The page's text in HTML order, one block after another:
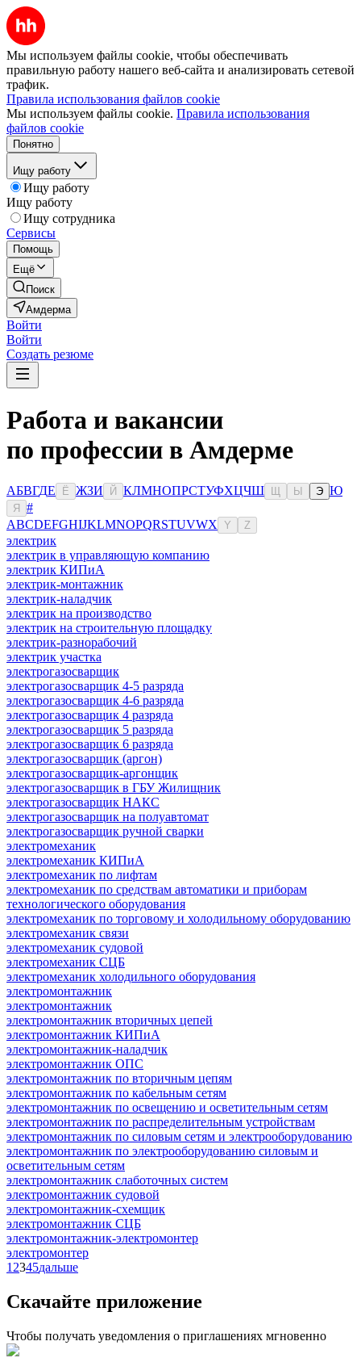
Мы используем файлы cookie, чтобы обеспечивать
правильную работу нашего веб-сайта и анализировать сетевой
трафик.
Правила использования файлов cookie
Мы используем файлы cookie. Правила использования
файлов cookie
Понятно
Ищу работу
Ищу работу
Ищу работу
Ищу сотрудника
Сервисы
Помощь
Ещё
Поиск
Амдерма
Войти
Войти
Создать резюме
Работа и вакансии
по профессии в Амдерме
АБВГДЕ Ё ЖЗИ Й КЛМНОПРСТУФХЦЧШ Ы Э Ю
Я
#
ABCDEFGHIJKLMNOPQRSTUVWX Y Z
электрик
электрик в управляющую компанию
электрик КИПиА
электрик-монтажник
электрик-наладчик
электрик на производство
электрик на строительную площадку
электрик-разнорабочий
электрик участка
электрогазосварщик
электрогазосварщик 4-5 разряда
электрогазосварщик 4-6 разряда
электрогазосварщик 4 разряда
электрогазосварщик 5 разряда
электрогазосварщик 6 разряда
электрогазосварщик (аргон)
электрогазосварщик-аргонщик
электрогазосварщик в ГБУ Жилищник
электрогазосварщик НАКС
электрогазосварщик на полуавтомат
электрогазосварщик ручной сварки
электромеханик
электромеханик КИПиА
электромеханик по лифтам
электромеханик по средствам автоматики и приборам
технологического оборудования
электромеханик по торговому и холодильному оборудованию
электромеханик связи
электромеханик судовой
электромеханик СЦБ
электромеханик холодильного оборудования
электромонтажник
электромонтажник
электромонтажник вторичных цепей
электромонтажник КИПиА
электромонтажник-наладчик
электромонтажник ОПС
электромонтажник по вторичным цепям
электромонтажник по кабельным сетям
электромонтажник по освещению и осветительным сетям
электромонтажник по распределительным устройствам
электромонтажник по силовым сетям и электрооборудованию
электромонтажник по электрооборудованию силовым и
осветительным сетям
электромонтажник слаботочных систем
электромонтажник судовой
электромонтажник-схемщик
электромонтажник СЦБ
электромонтажник-электромонтер
электромонтер
1 2345дальше
Скачайте приложение
Чтобы получать уведомления о приглашениях мгновенно